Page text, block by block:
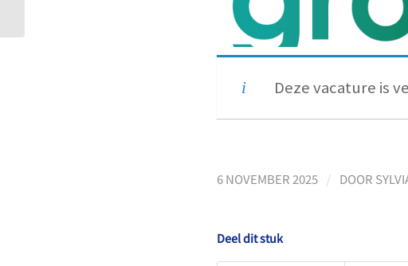
Deze vacature is
6 NOVEMBER 2025 / DOOR
Deel dit stuk